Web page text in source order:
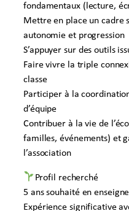
fondamentaux (lecture,
Mettre en place un cadre
autonomie et progression
S’appuyer sur des outils
Faire vivre la triple
classe
Participer à la
d’équipe
Contribuer à la vie de
familles, événements) et
l’association
Profil recherché
5 ans souhaité en
Expérience significative